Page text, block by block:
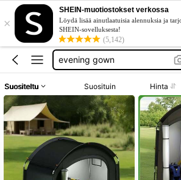
×
SHEIN-muotiostokset verkossa
Löydä lisää ainutlaatuisia alennuksia ja
SHEIN-sovelluksesta!
(5,142)
baby phat
car tent
unice
evening gown
baby phat
car tent
Suositeltu Suosituin Hinta